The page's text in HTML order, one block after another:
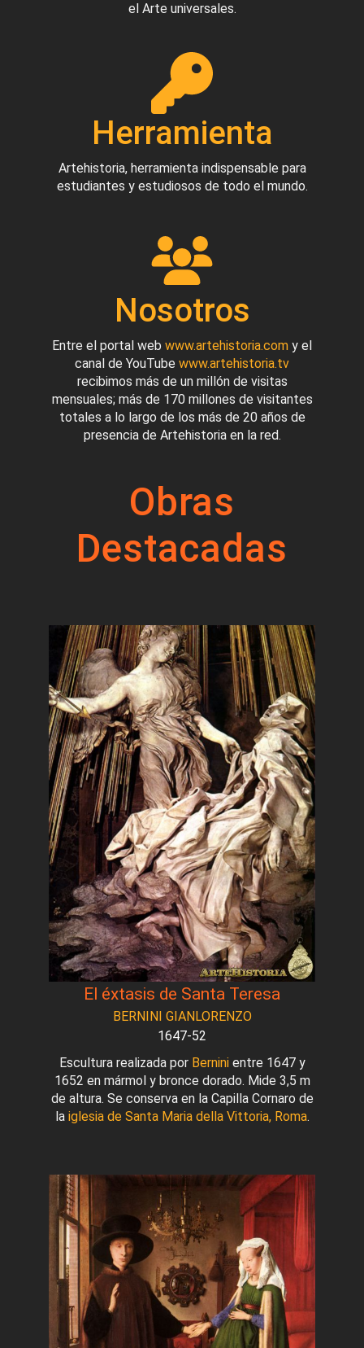
el Arte universales.
Herramienta
Artehistoria, herramienta indispensable para
estudiantes y estudiosos de todo el mundo.
Nosotros
Entre el portal web www.artehistoria.com y el
canal de YouTube www.artehistoria.tv
recibimos más de un millón de visitas
mensuales; más de 170 millones de visitantes
totales a lo largo de los más de 20 años de
presencia de Artehistoria en la red.
Obras
Destacadas
El éxtasis de Santa Teresa
BERNINI GIANLORENZO
1647-52
Escultura realizada por Berninientre 1647 y
1652 en mármol y bronce dorado. Mide 3,5 m
de altura. Se conserva en la Capilla Cornaro de
la iglesia de Santa Maria della Vittoria, Roma.